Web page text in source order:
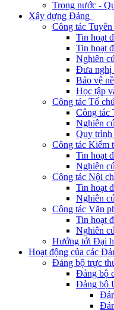
Trong nước -
Xây dựng Đảng
Công tác
Tin hoạt
Tin hoạt
Nghiên
Đưa nghị
Bảo vệ
Học tập
Công tác Tổ
Công tác
Nghiên
Quy trình
Công tác Kiểm
Tin hoạt
Nghiên
Công tác Nội
Tin hoạt
Nghiên
Công tác Văn
Tin hoạt
Nghiên
Hướng tới Đại
Hoạt động của các
Đảng bộ trực
Đảng bộ
Đảng bộ